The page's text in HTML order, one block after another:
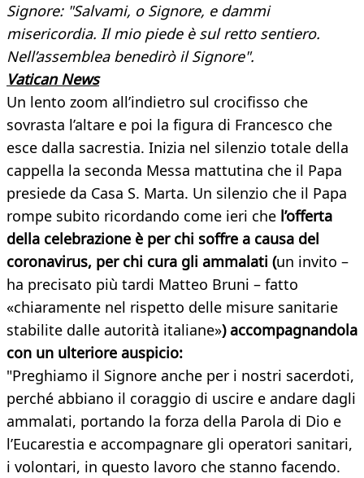
Signore: "Salvami, o Signore, e dammi
misericordia. Il mio piede è sul retto sentiero.
Nell’assemblea benedirò il Signore".
Vatican News
Un lento zoom all’indietro sul crocifisso che
sovrasta l’altare e poi la figura di Francesco che
esce dalla sacrestia. Inizia nel silenzio totale della
cappella la seconda Messa mattutina che il Papa
presiede da Casa S. Marta. Un silenzio che il Papa
rompe subito ricordando come ieri che l’offerta
della celebrazione è per chi soffre a causa del
coronavirus, per chi cura gli ammalati (un invito –
ha precisato più tardi Matteo Bruni – fatto
«chiaramente nel rispetto delle misure sanitarie
stabilite dalle autorità italiane») accompagnandola
con un ulteriore auspicio:
"Preghiamo il Signore anche per i nostri sacerdoti,
perché abbiano il coraggio di uscire e andare dagli
ammalati, portando la forza della Parola di Dio e
l’Eucarestia e accompagnare gli operatori sanitari,
i volontari, in questo lavoro che stanno facendo.